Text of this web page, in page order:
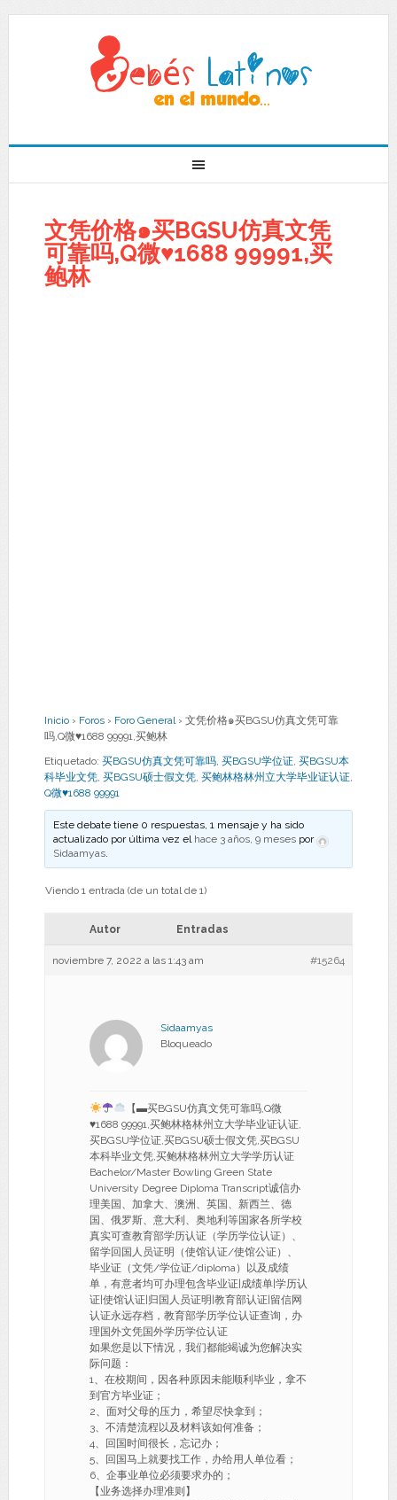
文凭价格๑买BGSU仿真文凭
可靠吗,Q微♥1688 99991,买
鲍林
Inicio › Foros › Foro General › 文凭价格๑买BGSU仿真文凭可靠
吗,Q微♥1688 99991,买鲍林
Etiquetado: 买BGSU仿真文凭可靠吗, 买BGSU学位证, 买BGSU本
科毕业文凭, 买BGSU硕士假文凭, 买鲍林格林州立大学毕业证认证,
Q微♥1688 99991
Este debate tiene 0 respuestas, 1 mensaje y ha sido
actualizado por última vez el hace 3 años, 9 meses por
Sidaamyas.
Viendo 1 entrada (de un total de 1)
Autor Entradas
noviembre 7, 2022 a las 1:43 am #15264
Sidaamyas
Bloqueado
【▬买BGSU仿真文凭可靠吗,Q微
♥1688 99991,买鲍林格林州立大学毕业证认证,
买BGSU学位证,买BGSU硕士假文凭,买BGSU
本科毕业文凭,买鲍林格林州立大学学历认证
Bachelor/Master Bowling Green State
University Degree Diploma Transcript诚信办
理美国、加拿大、澳洲、英国、新西兰、德
国、俄罗斯、意大利、奥地利等国家各所学校
真实可查教育部学历认证（学历学位认证）、
留学回国人员证明（使馆认证/使馆公证）、
毕业证（文凭/学位证/diploma）以及成绩
单，有意者均可办理包含毕业证|成绩单|学历认
证|使馆认证|归国人员证明|教育部认证|留信网
认证永远存档，教育部学历学位认证查询，办
理国外文凭国外学历学位认证
如果您是以下情况，我们都能竭诚为您解决实
际问题：
1、在校期间，因各种原因未能顺利毕业，拿不
到官方毕业证；
2、面对父母的压力，希望尽快拿到；
3、不清楚流程以及材料该如何准备；
4、回国时间很长，忘记办；
5、回国马上就要找工作，办给用人单位看；
6、企事业单位必须要求办的；
【业务选择办理准则】